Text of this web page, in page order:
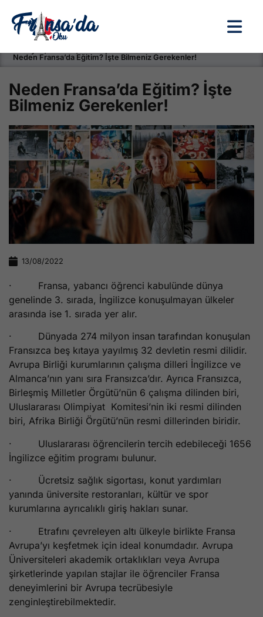
Neden Fransa’da Eğitim? İşte Bilmeniz Gerekenler!
Neden Fransa’da Eğitim? İşte
Bilmeniz Gerekenler!
13/08/2022
· Fransa, yabancı öğrenci kabulünde dünya
genelinde 3. sırada, İngilizce konuşulmayan ülkeler
arasında ise 1. sırada yer alır.
· Dünyada 274 milyon insan tarafından konuşulan
Fransızca beş kıtaya yayılmış 32 devletin resmi dilidir.
Avrupa Birliği kurumlarının çalışma dilleri İngilizce ve
Almanca’nın yanı sıra Fransızca’dır. Ayrıca Fransızca,
Birleşmiş Milletler Örgütü’nün 6 çalışma dilinden biri,
Uluslararası Olimpiyat Komitesi’nin iki resmi dilinden
biri, Afrika Birliği Örgütü’nün resmi dillerinden biridir.
· Uluslararası öğrencilerin tercih edebileceği 1656
İngilizce eğitim programı bulunur.
· Ücretsiz sağlık sigortası, konut yardımları
yanında üniversite restoranları, kültür ve spor
kurumlarına ayrıcalıklı giriş hakları sunar.
· Etrafını çevreleyen altı ülkeyle birlikte Fransa
Avrupa’yı keşfetmek için ideal konumdadır. Avrupa
Üniversiteleri akademik ortaklıkları veya Avrupa
şirketlerinde yapılan stajlar ile öğrenciler Fransa
deneyimlerini bir Avrupa tecrübesiyle
zenginleştirebilmektedir.